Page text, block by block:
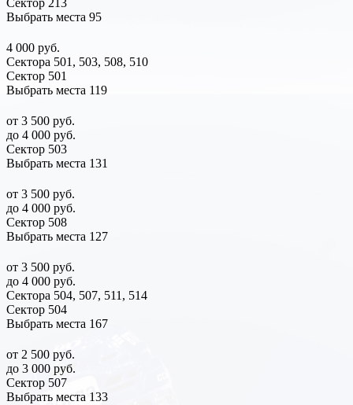
Сектор 213
Выбрать места 95
4 000 руб.
Сектора 501, 503, 508, 510
Сектор 501
Выбрать места 119
от 3 500 руб.
до 4 000 руб.
Сектор 503
Выбрать места 131
от 3 500 руб.
до 4 000 руб.
Сектор 508
Выбрать места 127
от 3 500 руб.
до 4 000 руб.
Сектора 504, 507, 511, 514
Сектор 504
Выбрать места 167
от 2 500 руб.
до 3 000 руб.
Сектор 507
Выбрать места 133